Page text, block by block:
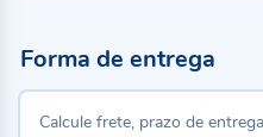
Forma de entrega
Calcule frete, prazo de